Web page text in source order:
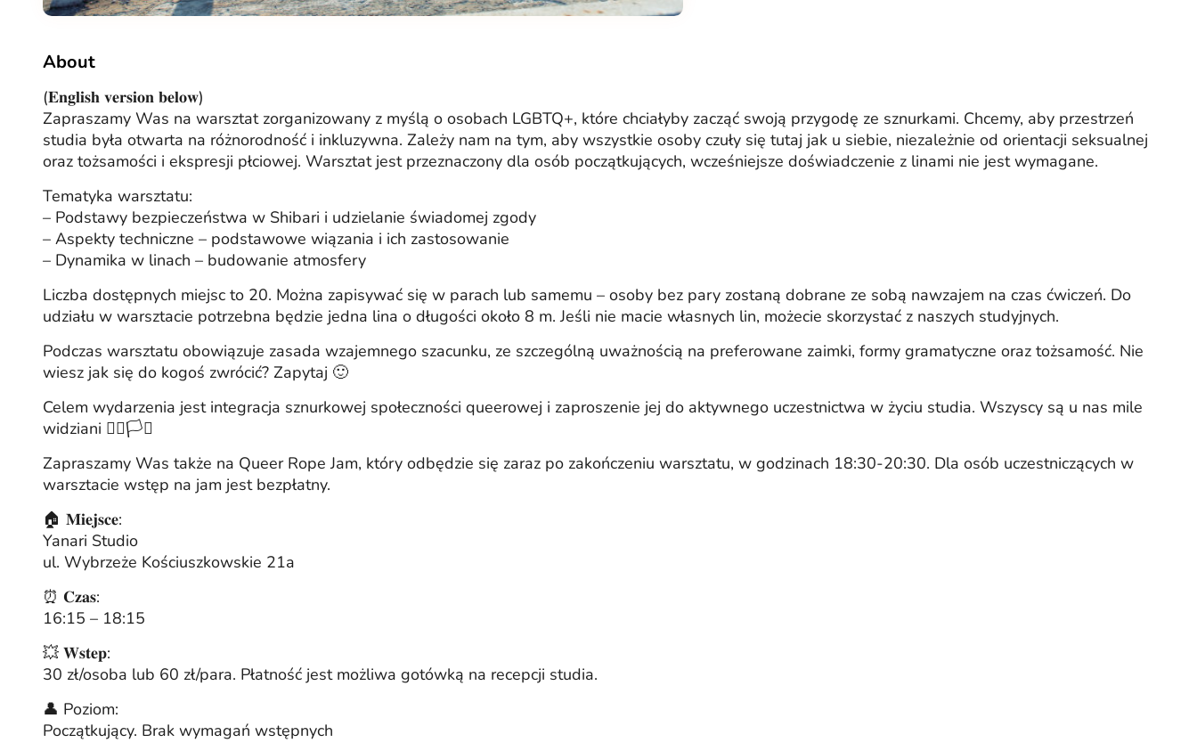
About
(𝐄𝐧𝐠𝐥𝐢𝐬𝐡 𝐯𝐞𝐫𝐬𝐢𝐨𝐧 𝐛𝐞𝐥𝐨𝐰)
Zapraszamy Was na warsztat zorganizowany z myślą o osobach LGBTQ+, które chciałyby zacząć swoją przygodę ze sznurkami. Chcemy, aby przestrzeń
studia była otwarta na różnorodność i inkluzywna. Zależy nam na tym, aby wszystkie osoby czuły się tutaj jak u siebie, niezależnie od orientacji seksualnej
oraz tożsamości i ekspresji płciowej. Warsztat jest przeznaczony dla osób początkujących, wcześniejsze doświadczenie z linami nie jest wymagane.
Tematyka warsztatu:
– Podstawy bezpieczeństwa w Shibari i udzielanie świadomej zgody
– Aspekty techniczne – podstawowe wiązania i ich zastosowanie
– Dynamika w linach – budowanie atmosfery
Liczba dostępnych miejsc to 20. Można zapisywać się w parach lub samemu – osoby bez pary zostaną dobrane ze sobą nawzajem na czas ćwiczeń. Do
udziału w warsztacie potrzebna będzie jedna lina o długości około 8 m. Jeśli nie macie własnych lin, możecie skorzystać z naszych studyjnych.
Podczas warsztatu obowiązuje zasada wzajemnego szacunku, ze szczególną uważnością na preferowane zaimki, formy gramatyczne oraz tożsamość. Nie
wiesz jak się do kogoś zwrócić? Zapytaj 🙂
Celem wydarzenia jest integracja sznurkowej społeczności queerowej i zaproszenie jej do aktywnego uczestnictwa w życiu studia. Wszyscy są u nas mile
widziani 🏳️‍🌈🏳️‍⚧️
Zapraszamy Was także na Queer Rope Jam, który odbędzie się zaraz po zakończeniu warsztatu, w godzinach 18:30-20:30. Dla osób uczestniczących w
warsztacie wstęp na jam jest bezpłatny.
🏠 𝐌𝐢𝐞𝐣𝐬𝐜𝐞:
Yanari Studio
ul. Wybrzeże Kościuszkowskie 21a
⏰ 𝐂𝐳𝐚𝐬:
16:15 – 18:15
💥 𝐖𝐬𝐭𝐞𝐩:
30 zł/osoba lub 60 zł/para. Płatność jest możliwa gotówką na recepcji studia.
👤 Poziom:
Początkujący. Brak wymagań wstępnych